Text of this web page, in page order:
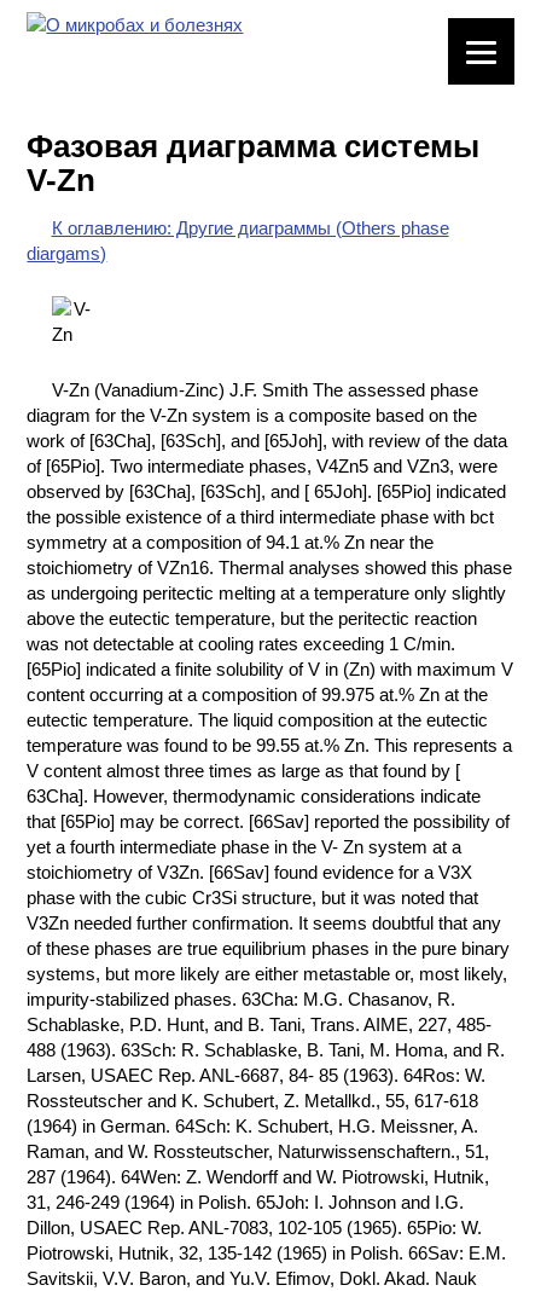
ХИМИЧЕСКАЯ
ПОСУДА
ВРЕДНЫЕ
ФАКТОРЫ
ХИМИЯ НА
ПРОИЗВОДСТВЕ
И ХИМИЧЕСКАЯ
ТЕХНОЛОГИЯ
КОНТАКТЫ
Фазовая диаграмма системы
V-Zn
К оглавлению: Другие диаграммы (Others phase
diargams)
V-Zn (Vanadium-Zinc) J.F. Smith The assessed phase
diagram for the V-Zn system is a composite based on the
work of [63Cha], [63Sch], and [65Joh], with review of the data
of [65Pio]. Two intermediate phases, V4Zn5 and VZn3, were
observed by [63Cha], [63Sch], and [ 65Joh]. [65Pio] indicated
the possible existence of a third intermediate phase with bct
symmetry at a composition of 94.1 at.% Zn near the
stoichiometry of VZn16. Thermal analyses showed this phase
as undergoing peritectic melting at a temperature only slightly
above the eutectic temperature, but the peritectic reaction
was not detectable at cooling rates exceeding 1 C/min.
[65Pio] indicated a finite solubility of V in (Zn) with maximum V
content occurring at a composition of 99.975 at.% Zn at the
eutectic temperature. The liquid composition at the eutectic
temperature was found to be 99.55 at.% Zn. This represents a
V content almost three times as large as that found by [
63Cha]. However, thermodynamic considerations indicate
that [65Pio] may be correct. [66Sav] reported the possibility of
yet a fourth intermediate phase in the V- Zn system at a
stoichiometry of V3Zn. [66Sav] found evidence for a V3X
phase with the cubic Cr3Si structure, but it was noted that
V3Zn needed further confirmation. It seems doubtful that any
of these phases are true equilibrium phases in the pure binary
systems, but more likely are either metastable or, most likely,
impurity-stabilized phases. 63Cha: M.G. Chasanov, R.
Schablaske, P.D. Hunt, and B. Tani, Trans. AIME, 227, 485-
488 (1963). 63Sch: R. Schablaske, B. Tani, M. Homa, and R.
Larsen, USAEC Rep. ANL-6687, 84- 85 (1963). 64Ros: W.
Rossteutscher and K. Schubert, Z. Metallkd., 55, 617-618
(1964) in German. 64Sch: K. Schubert, H.G. Meissner, A.
Raman, and W. Rossteutscher, Naturwissenschaftern., 51,
287 (1964). 64Wen: Z. Wendorff and W. Piotrowski, Hutnik,
31, 246-249 (1964) in Polish. 65Joh: I. Johnson and I.G.
Dillon, USAEC Rep. ANL-7083, 102-105 (1965). 65Pio: W.
Piotrowski, Hutnik, 32, 135-142 (1965) in Polish. 66Sav: E.M.
Savitskii, V.V. Baron, and Yu.V. Efimov, Dokl. Akad. Nauk